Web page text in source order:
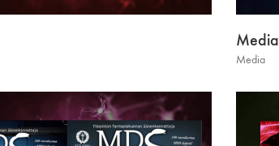
Media
Media